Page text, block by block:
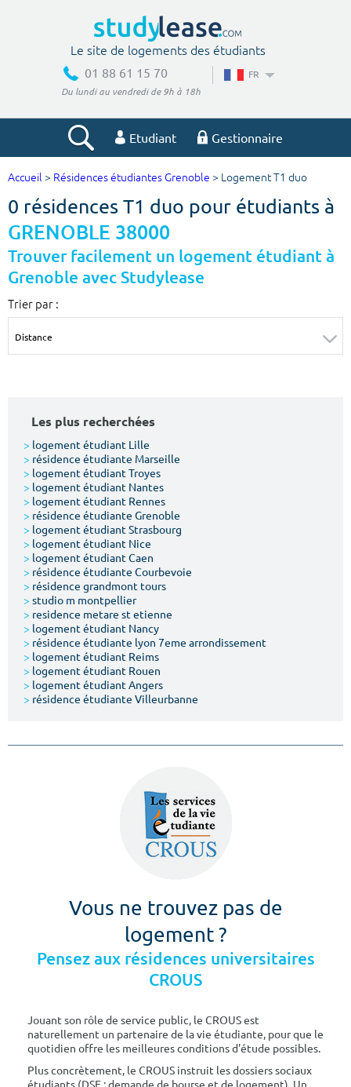
Le site de logements des étudiants
01 88 61 15 70
Du lundi au vendredi de 9h à 18h
FR
Etudiant Gestionnaire
Votre recherche
Ville, école
Type de location
Votre date d'entrée
Accueil > Résidences étudiantes Grenoble > Logement T1 duo
0 résidences T1 duo pour étudiants à
GRENOBLE 38000
Trouver facilement un logement étudiant à
Grenoble avec Studylease
Trier par :
Les plus recherchées
> logement étudiant Lille
> résidence étudiante Marseille
> logement étudiant Troyes
> logement étudiant Nantes
> logement étudiant Rennes
> résidence étudiante Grenoble
> logement étudiant Strasbourg
> logement étudiant Nice
> logement étudiant Caen
> résidence étudiante Courbevoie
> résidence grandmont tours
> studio m montpellier
> residence metare st etienne
> logement étudiant Nancy
> résidence étudiante lyon 7eme arrondissement
> logement étudiant Reims
> logement étudiant Rouen
> logement étudiant Angers
> résidence étudiante Villeurbanne
Vous ne trouvez pas de
logement ?
Pensez aux résidences universitaires
CROUS
Jouant son rôle de service public, le CROUS est
naturellement un partenaire de la vie étudiante, pour que le
quotidien offre les meilleures conditions d'étude possibles.
Plus concrètement, le CROUS instruit les dossiers sociaux
étudiants (DSE : demande de bourse et de logement). Un